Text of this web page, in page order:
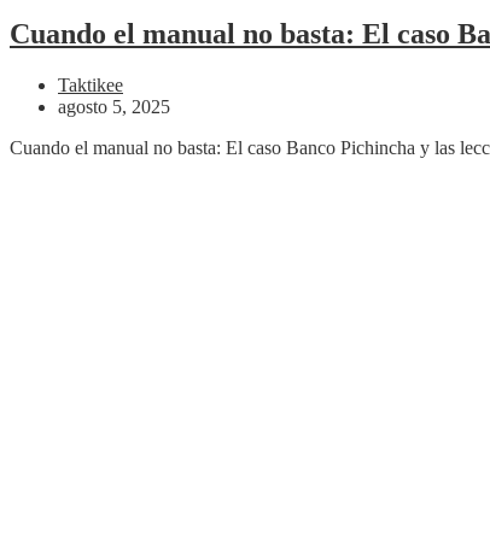
Cuando el manual no basta: El caso
Taktikee
agosto 5, 2025
Cuando el manual no basta: El caso Banco Pichincha y las